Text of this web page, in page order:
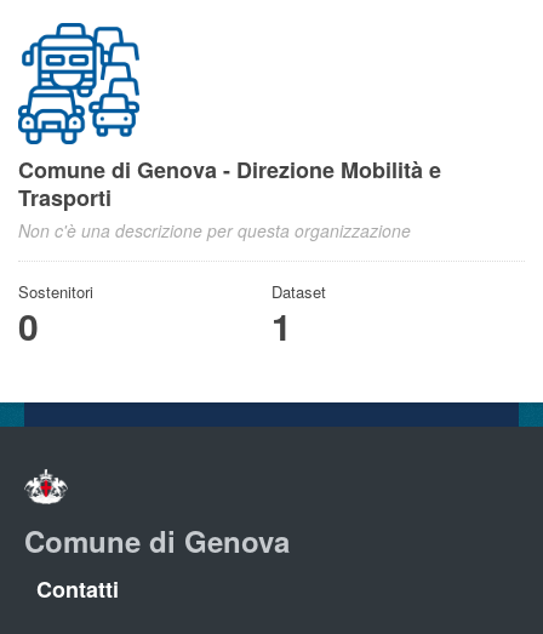
Comune di Genova - Direzione Mobilità e
Trasporti
Non c'è una descrizione per questa organizzazione
Sostenitori
0
Dataset
1
Comune di Genova
Contatti